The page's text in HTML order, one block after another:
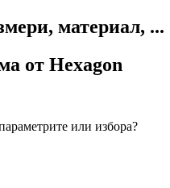
материал, ...
от Hexagon
или избора?